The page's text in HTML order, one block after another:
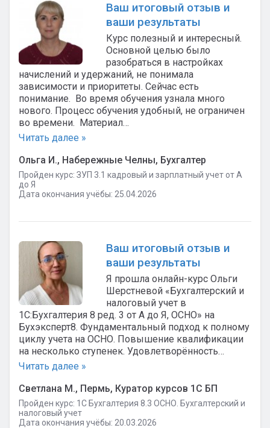
Ваш итоговый отзыв и
ваши результаты
Курс полезный и интересный.
Основной целью было
разобраться в настройках
начислений и удержаний, не понимала
зависимости и приоритеты. Сейчас есть
понимание. Во время обучения узнала много
нового. Процесс обучения удобный, не ограничен
во времени. Материал…
Читать далее »
Ольга И., Набережные Челны, Бухгалтер
Пройден курс: ЗУП 3.1 кадровый и зарплатный учет от А
до Я
Дата окончания учёбы: 25.04.2026
Ваш итоговый отзыв и
ваши результаты
Я прошла онлайн-курс Ольги
Шерстневой «Бухгалтерский и
налоговый учет в
1С:Бухгалтерия 8 ред. 3 от А до Я, ОСНО» на
Бухэксперт8. Фундаментальный подход к полному
циклу учета на ОСНО. Повышение квалификации
на несколько ступенек. Удовлетворённость…
Читать далее »
Светлана М., Пермь, Куратор курсов 1С БП
Пройден курс: 1C Бухгалтерия 8.3 ОСНО. Бухгалтерский и
налоговый учет
Дата окончания учёбы: 20.03.2026